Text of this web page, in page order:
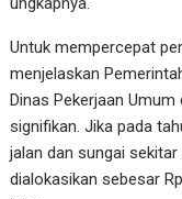
Untuk mempercepat
menjelaskan
Dinas Pekerjaan
signifikan. Jika pada
jalan dan sungai
dialokasikan sebesar